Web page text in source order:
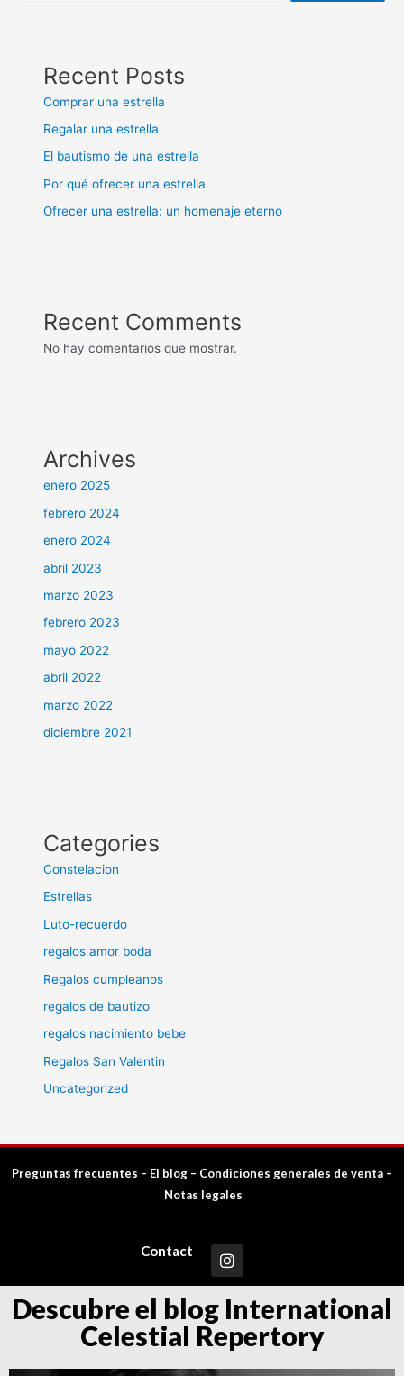
Recent Posts
Comprar una estrella
Regalar una estrella
El bautismo de una estrella
Por qué ofrecer una estrella
Ofrecer una estrella: un homenaje eterno
Recent Comments
No hay comentarios que mostrar.
Archives
enero 2025
febrero 2024
enero 2024
abril 2023
marzo 2023
febrero 2023
mayo 2022
abril 2022
marzo 2022
diciembre 2021
Categories
Constelacion
Estrellas
Luto-recuerdo
regalos amor boda
Regalos cumpleanos
regalos de bautizo
regalos nacimiento bebe
Regalos San Valentin
Uncategorized
Preguntas frecuentes – El blog – Condiciones generales de venta –
Notas legales
Contact
Descubre el blog International
Celestial Repertory